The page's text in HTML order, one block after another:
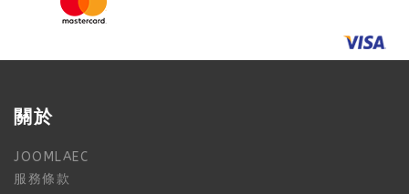
關於
JOOMLAEC
服務條款